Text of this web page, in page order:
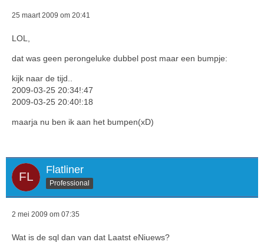
25 maart 2009 om 20:41
LOL,
dat was geen perongeluke dubbel post maar een bumpje:
kijk naar de tijd..
2009-03-25 20:34!:47
2009-03-25 20:40!:18
maarja nu ben ik aan het bumpen(xD)
Flatliner
Professional
2 mei 2009 om 07:35
Wat is de sql dan van dat Laatst eNiuews?